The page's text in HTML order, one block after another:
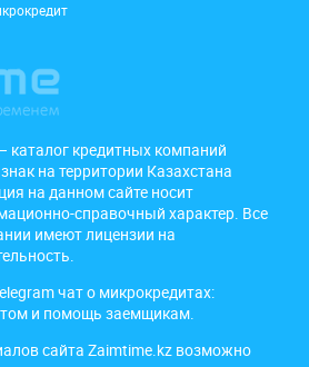
каталог кредитных компаний
на территории Казахстана
на данном сайте носит
справочный характер. Все
имеют лицензии на
чат о микрокредитах:
и помощь заемщикам.
сайта Zaimtime.kz возможно